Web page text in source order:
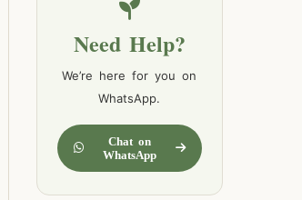
Need Help?
We’re here for you on
WhatsApp.
Chat on
WhatsApp